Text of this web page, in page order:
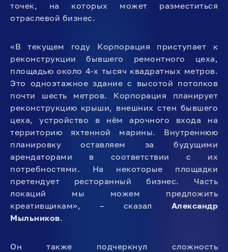
точек, на которых может разместиться
отраслевой бизнес.
«В текущем году Корпорация приступает к
реконструкции бывшего ремонтного цеха,
площадью около 4-х тысяч квадратных метров.
Это одноэтажное здание с высотой потолков
почти шесть метров. Корпорация планирует
реконструкцию крыши, внешних стен бывшего
цеха, устройство в нём арочного входа на
территорию яхтенной марины. Внутреннюю
планировку оставляем за будущими
арендаторами в соответствии с их
потребностями. На некоторые площадки
претендует ресторанный бизнес. Часть
локаций мы можем предложить
креативщикам», – сказал Александр
Мыльников.
Он также подчеркнул сложность